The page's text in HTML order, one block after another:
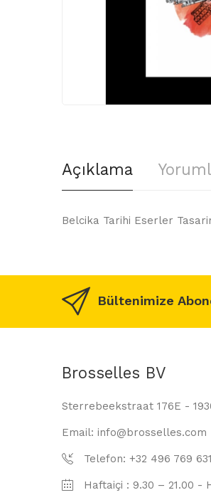
Açıklama
Belcika Tarihi Eserler
Bültenimize
Brosselles BV
Sterrebeekstraat 176E -
Email: info@brosselles.com
Telefon: +32 496 769 631
Haftaiçi : 9.30 – 21.00 -